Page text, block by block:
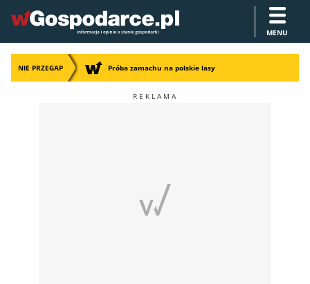
MENU
NIE PRZEGAP Próba zamachu na polskie lasy